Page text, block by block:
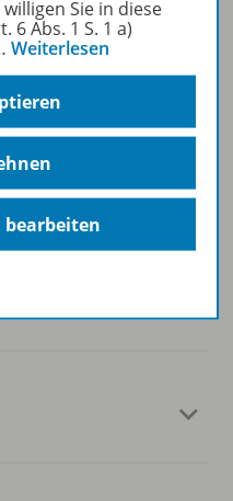
anmelden
Sie in diese
6 Abs. 1 S. 1 a)
Weiterlesen
bearbeiten